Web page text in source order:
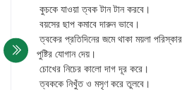
কুচকে যাওয়া ত্বক টান টান করবে।
বয়সের ছাপ কমাবে দারুন ভাবে।
ত্বকের প্রতিদিনের জমে থাকা ময়লা
পুষ্টির যোগান দেয়।
চোখের নিচের কালো দাগ দূর করে।
ত্বককে নিখুঁত ও মসৃণ করে তুলবে।